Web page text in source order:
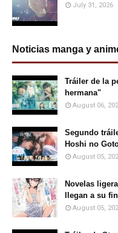
July 31, 2026
Noticias manga y
Tráiler de la
hermana"
August 06,
Segundo
Hoshi no
August 05,
Novelas
llegan a su fin
August 05,